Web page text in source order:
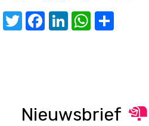
Twitter
Facebook
LinkedIn
Nieuwsbrief